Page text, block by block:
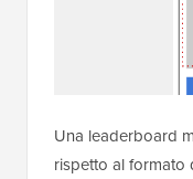
Una leaderboard
rispetto al